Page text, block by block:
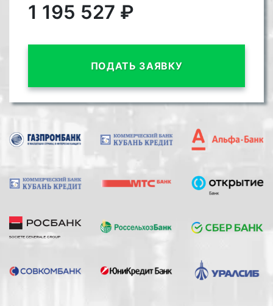
1 195 527 ₽
ПОДАТЬ ЗАЯВКУ